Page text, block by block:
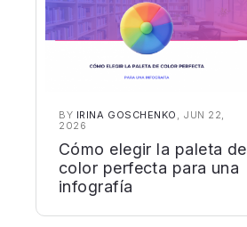
BY IRINA GOSCHENKO , JUN 22,
2026
Cómo elegir la paleta de
color perfecta para una
infografía